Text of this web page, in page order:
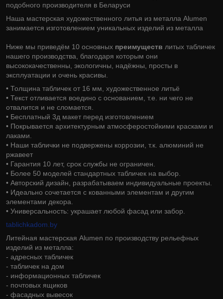
подобного производителя в Беларуси
Наша мастерская художественного литья из металла Alumen
занимается изготовлением уникальных изделий из металла
Ниже мы приведём 10 основных преимуществ литых табличек
нашего производства, благодаря которым они
высококачественны, экологичны, надёжны, просты в
эксплуатации и очень красивы.
• Толщина табличек от 16 мм, художественное литьё
• Текст отливается воедино с основанием, т.е. ни чего не
отвалится и не сломается.
• Бесплатный 3д макет перед изготовлением
• Покрывается архитектурным атмосферостойкими красками и
лаками.
• Наши таблички не подвержены коррозии, т.к. алюминий не
ржавеет
• Гарантия 10 лет, срок службы не ограничен.
• Более 50 моделей стандартных табличек на выбор.
• Авторский дизайн, разрабатываем индивидуальные проекты.
• Идеально сочетается с кованными элементам и другим
элементами декора.
• Универсальность: украшает любой фасад или забор.
tablichkadom.by
Литейная мастерская Alumen по производству рельефных
изделий из металла:
- адресных табличек
- табличек на дом
- информационных табличек
- почтовых ящиков
- фасадных вывесок